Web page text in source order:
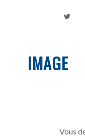
IMAGE
Vous